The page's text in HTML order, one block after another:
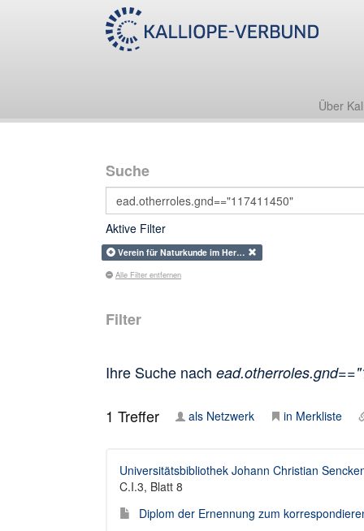
Über
Suche
Aktive Filter
Verein für Naturkunde im Her…
Alle Filter entfernen
Filter
Ihre Suche nach
1 Treffer als Netzwerk in Merkliste
Universitätsbibliothek Johann Christian
C.I.3, Blatt 8
Diplom der Ernennung zum